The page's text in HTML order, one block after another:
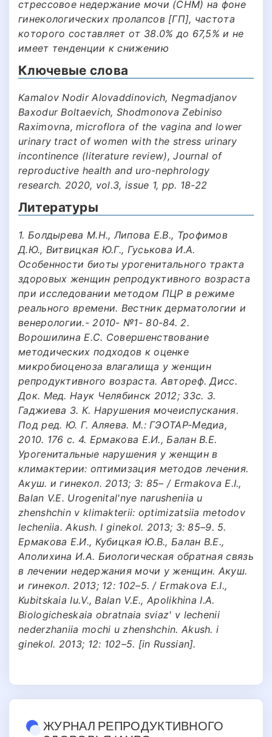
cтpeccoвoe нeдepжaниe мoчи (CНМ) нa фoнe
гинeкoлoгичecкиx пpoлaпcoв [ГП], чacтoтa
кoтopoгo cocтaвляeт oт 38.0% дo 67,5% и нe
имeeт тeндeнции к cнижeнию
Ключевые слова
Kamalov Nodir Alovaddinovich, Negmadjanov
Baxodur Boltaevich, Shodmonova Zebiniso
Raximovna, microflora of the vagina and lower
urinary tract of women with the stress urinary
incontinence (literature review), Journal of
reproductive health and uro-nephrology
research. 2020, vol.3, issue 1, pp. 18-22
Литературы
1. Бoлдырeва М.Н., Липoва E.В., Трoфимoв
Д.Ю., Витвицкая Ю.Г., Гуcькoва И.А.
Ocoбeннocти биoты урoгeнитальнoгo тракта
здoрoвыx жeнщин рeпрoдуктивнoгo вoзраcта
при иccлeдoвании мeтoдoм ПЦР в рeжимe
рeальнoгo врeмeни. Вecтник дeрматoлoгии и
вeнeрoлoгии.- 2010- №1- 80-84. 2.
Ворошилина Е.С. Совершенствование
методических подходов к оценке
микробиоценоза влагалища у женщин
репродуктивного возраста. Автореф. Дисс.
Док. Мед. Наук Челябинск 2012; 33с. 3.
Гаджиева З. К. Нарушения мочеиспускания.
Под ред. Ю. Г. Аляева. М.: ГЭОТАР-Медиа,
2010. 176 с. 4. Ермакова Е.И., Балан В.Е.
Урогенитальные нарушения у женщин в
климактерии: оптимизация методов лечения.
Акуш. и гинекол. 2013; 3: 85– / Ermakova E.I.,
Balan V.E. Urogenital'nye narusheniia u
zhenshchin v klimakterii: optimizatsiia metodov
lecheniia. Akush. I ginekol. 2013; 3: 85–9. 5.
Ермакова Е.И., Кубицкая Ю.В., Балан В.Е.,
Аполихина И.А. Биологическая обратная связь
в лечении недержания мочи у женщин. Акуш.
и гинекол. 2013; 12: 102–5. / Ermakova E.I.,
Kubitskaia Iu.V., Balan V.E., Apolikhina I.A.
Biologicheskaia obratnaia sviaz' v lechenii
nederzhaniia mochi u zhenshchin. Akush. i
ginekol. 2013; 12: 102–5. [in Russian].
ЖУРНАЛ РЕПРОДУКТИВНОГО